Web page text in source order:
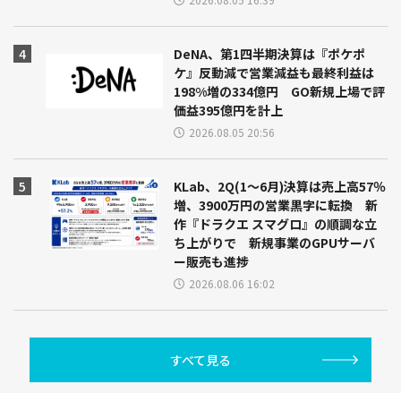
DeNA、第1四半期決算は『ポケポ
ケ』反動減で営業減益も最終利益は
198%増の334億円 GO新規上場で評
価益395億円を計上
2026.08.05 20:56
KLab、2Q(1～6月)決算は売上高57％
増、3900万円の営業黒字に転換 新
作『ドラクエ スマグロ』の順調な立
ち上がりで 新規事業のGPUサーバ
ー販売も進捗
2026.08.06 16:02
すべて見る